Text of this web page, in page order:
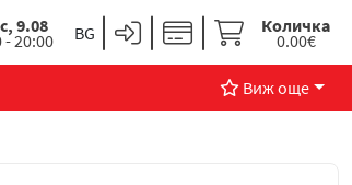
9.08
- 20:00
Количка
0.00€
Виж още